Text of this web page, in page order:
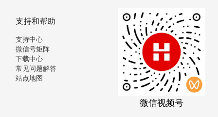
支持和帮助
支持中心
微信号矩阵
下载中心
常见问题解答
站点地图
微信视频号